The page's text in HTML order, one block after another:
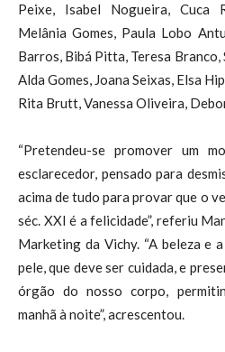
Peixe, Isabel Nogueira, Cuca
Melânia Gomes, Paula Lobo
Barros, Bibá Pitta, Teresa Branco,
Alda Gomes, Joana Seixas, Elsa
Rita Brutt, Vanessa Oliveira,
“Pretendeu-se promover um
esclarecedor, pensado para
acima de tudo para provar que o
séc. XXI é a felicidade”, referiu
Marketing da Vichy. “A beleza e
pele, que deve ser cuidada, e
órgão do nosso corpo,
manhã à noite”, acrescentou.